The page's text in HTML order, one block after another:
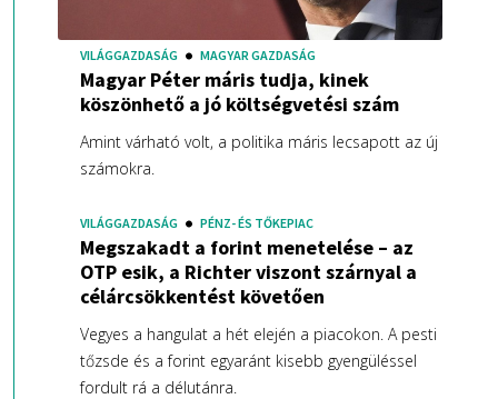
VILÁGGAZDASÁG MAGYAR GAZDASÁG
Magyar Péter máris tudja, kinek
köszönhető a jó költségvetési szám
Amint várható volt, a politika máris lecsapott az új
számokra.
VILÁGGAZDASÁG PÉNZ- ÉS TŐKEPIAC
Megszakadt a forint menetelése – az
OTP esik, a Richter viszont szárnyal a
célárcsökkentést követően
Vegyes a hangulat a hét elején a piacokon. A pesti
tőzsde és a forint egyaránt kisebb gyengüléssel
fordult rá a délutánra.